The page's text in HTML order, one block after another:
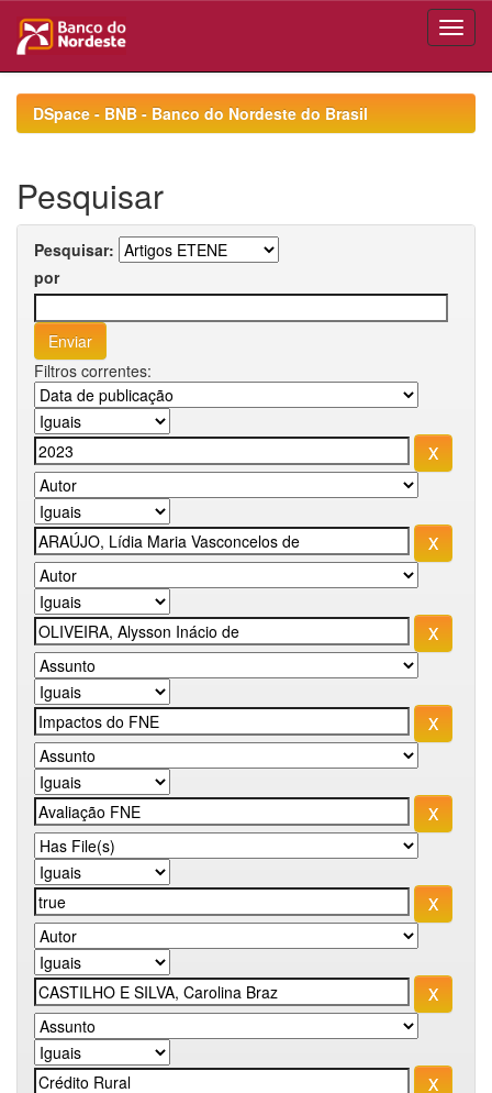
navigationDSpace - BNB - Banco do Nordeste do Brasil
Pesquisar
Pesquisar:
por
Filtros correntes: